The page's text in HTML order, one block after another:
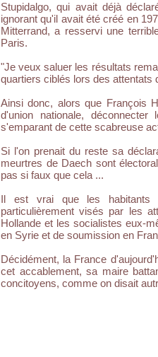
Stupidalgo, qui avait déjà
ignorant qu'il avait été créé en
Mitterrand, a resservi une
Paris.
"Je veux saluer les résultats
quartiers ciblés lors des attentats
Ainsi donc, alors que François
d'union nationale,
s'emparant de cette scabreuse
Si l'on prenait du reste sa
meurtres de Daech sont
pas si faux que cela ...
Il est vrai que les habitants
particulièrement visés par les
Hollande et les socialistes eux-
en Syrie et de soumission en
Décidément, la France
cet accablement, sa maire
concitoyens, comme on disait